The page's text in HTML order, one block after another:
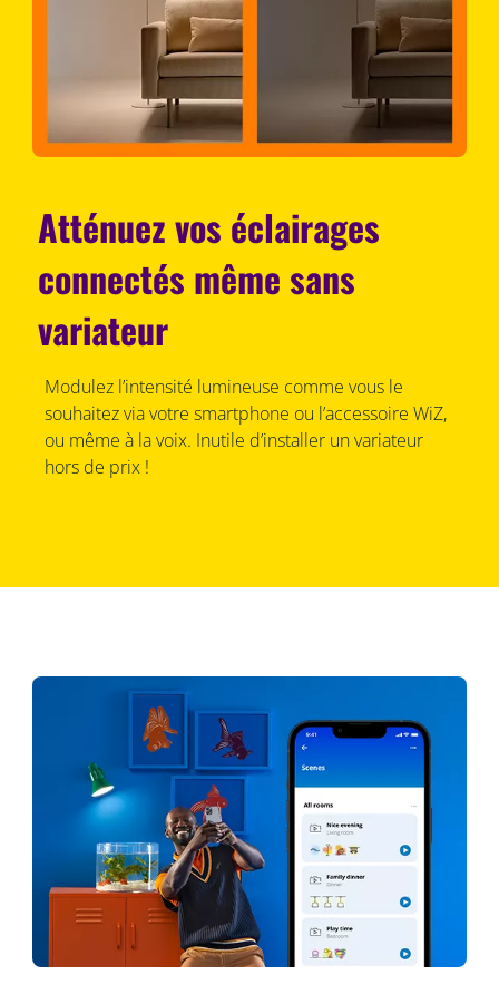
Atténuez vos éclairages
connectés même sans
variateur
Modulez l’intensité lumineuse comme vous le
souhaitez via votre smartphone ou l’accessoire WiZ,
ou même à la voix. Inutile d’installer un variateur
hors de prix !